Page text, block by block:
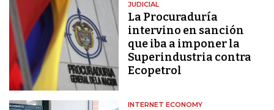
JUDICIAL
La Procuraduría
intervino en sanción
que iba a imponer la
Superindustria contra
Ecopetrol
INTERNET ECONOMY